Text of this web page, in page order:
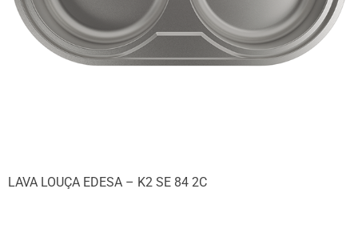
LAVA LOUÇA EDESA – K2 SE 84 2C